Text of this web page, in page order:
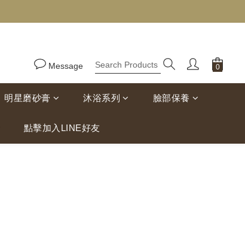
Message
明星磨砂膏 沐浴系列 臉部保養
點擊加入LINE好友